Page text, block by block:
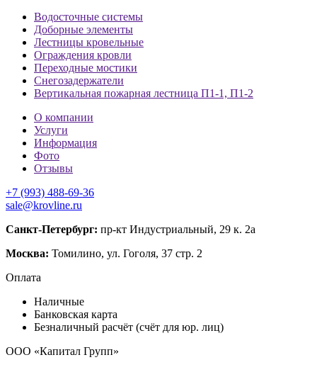
Водосточные системы
Доборные элементы
Лестницы кровельные
Ограждения кровли
Переходные мостики
Снегозадержатели
Вертикальная пожарная лестница П1-1, П1-2
О компании
Услуги
Информация
Фото
Отзывы
+7 (993) 488-69-36
sale@krovline.ru
Санкт-Петербург: пр-кт Индустриальный, 29 к. 2а
Москва: Томилино, ул. Гоголя, 37 стр. 2
Оплата
Наличные
Банковская карта
Безналичный расчёт (счёт для юр. лиц)
ООО «Капитал Групп»